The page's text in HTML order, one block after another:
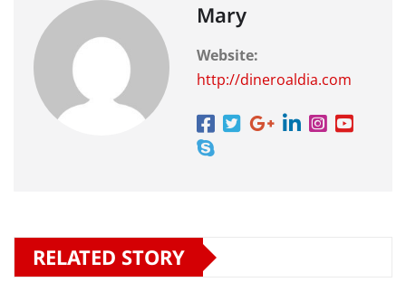
Mary
Website:
http://dineroaldia.com
RELATED STORY